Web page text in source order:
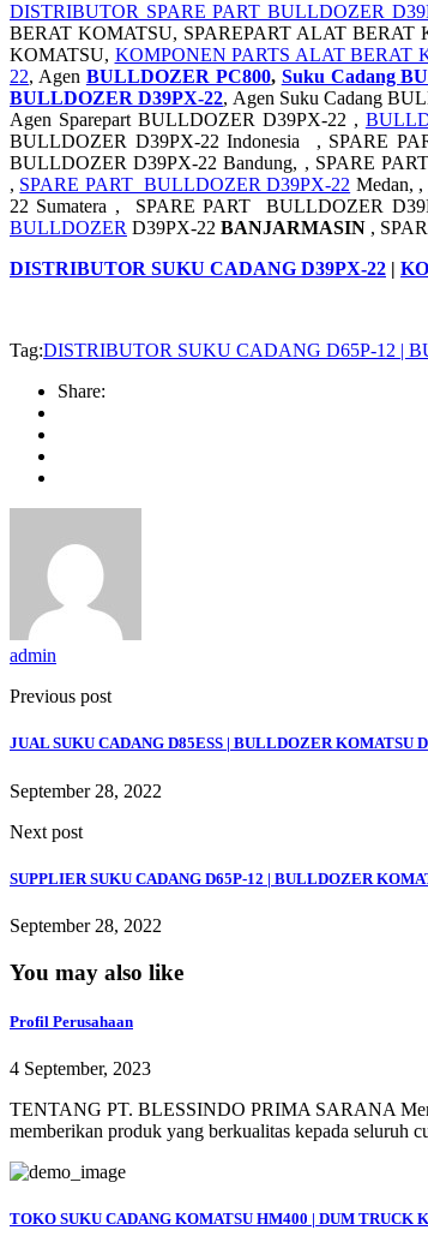
DISTRIBUTOR SPARE PART BULLDOZER
BERAT KOMATSU, SPAREPART ALAT BERAT
KOMATSU, KOMPONEN PARTS ALAT BERAT
22, Agen BULLDOZER PC800, Suku Cadang
BULLDOZER D39PX-22, Agen Suku Cadang
Agen Sparepart BULLDOZER D39PX-22 ,
BULLDOZER D39PX-22 Indonesia , SPARE
BULLDOZER D39PX-22 Bandung, , SPARE
, SPARE PART BULLDOZER D39PX-22 Medan, ,
22 Sumatera , SPARE PART BULLDOZER
BULLDOZER D39PX-22 BANJARMASIN ,
DISTRIBUTOR SUKU CADANG D39PX-22 |
Tag:DISTRIBUTOR SUKU CADANG D65P-12 |
Share:
admin
Previous post
JUAL SUKU CADANG D85ESS | BULLDOZER KOMATSU
September 28, 2022
Next post
SUPPLIER SUKU CADANG D65P-12 | BULLDOZER
September 28, 2022
You may also like
Profil Perusahaan
4 September, 2023
TENTANG PT. BLESSINDO PRIMA SARANA
memberikan produk yang berkualitas kepada seluruh
TOKO SUKU CADANG KOMATSU HM400 | DUM TRUCK